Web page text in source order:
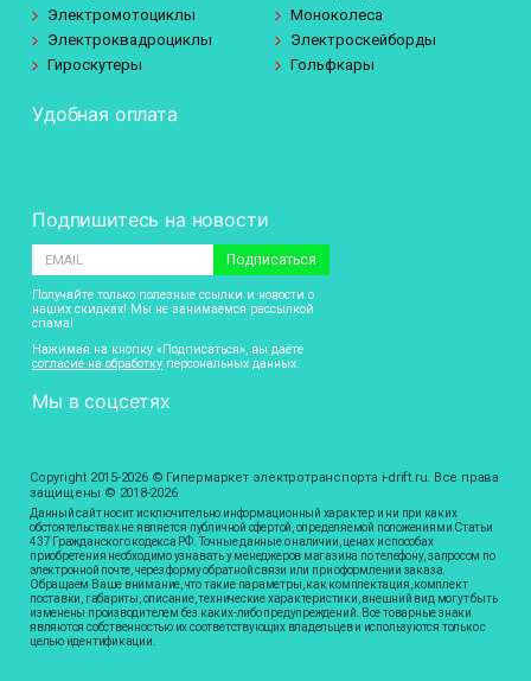
Электромотоциклы
Моноколеса
Электроквадроциклы
Электроскейборды
Гироскутеры
Гольфкары
Удобная оплата
Подпишитесь на новости
Подписаться
Получайте только полезные ссылки и новости о
наших скидках! Мы не занимаемся рассылкой
спама!
Нажимая на кнопку «Подписаться», вы даёте
согласие на обработку персональных данных.
Мы в соцсетях
Copyright 2015-2026 © Гипермаркет электротранспорта i-drift.ru. Все права
защищены © 2018-2026
Данный сайт носит исключительно информационный характер и ни при каких
обстоятельствах не является публичной офертой, определяемой положениями Статьи
437 Гражданского кодекса РФ. Точные данные о наличии, ценах и способах
приобретения необходимо узнавать у менеджеров магазина по телефону, запросом по
электронной почте, через форму обратной связи или при оформлении заказа.
Обращаем Ваше внимание, что такие параметры, как комплектация, комплект
поставки, габариты, описание, технические характеристики, внешний вид могут быть
изменены производителем без каких-либо предупреждений. Все товарные знаки
являются собственностью их соответствующих владельцев и используются только с
целью идентификации.